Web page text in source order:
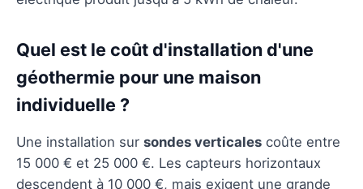
Quel est le coût d'installation d'une
géothermie pour une maison
individuelle ?
Une installation sur sondes verticales coûte entre
15 000 € et 25 000 €. Les capteurs horizontaux
descendent à 10 000 €, mais exigent une grande